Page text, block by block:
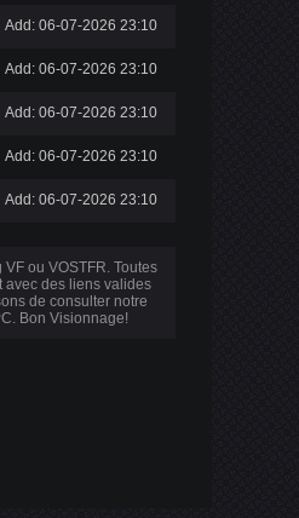
Add: 06-07-2026 23:10
Add: 06-07-2026 23:10
Add: 06-07-2026 23:10
Add: 06-07-2026 23:10
Add: 06-07-2026 23:10
ou VOSTFR. Toutes
avec des liens valides
de consulter notre
Bon Visionnage!